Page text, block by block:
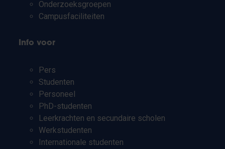
Onderzoeksgroepen
Campusfaciliteiten
Info voor
Pers
Studenten
Personeel
PhD-studenten
Leerkrachten en secundaire scholen
Werkstudenten
Internationale studenten